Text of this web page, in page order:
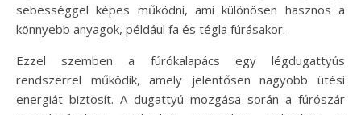
sebességgel képes működni, ami különösen hasznos a
könnyebb anyagok, például fa és tégla fúrásakor.
Ezzel szemben a fúrókalapács egy légdugattyús
rendszerrel működik, amely jelentősen nagyobb ütési
energiát biztosít. A dugattyú mozgása során a fúrószár